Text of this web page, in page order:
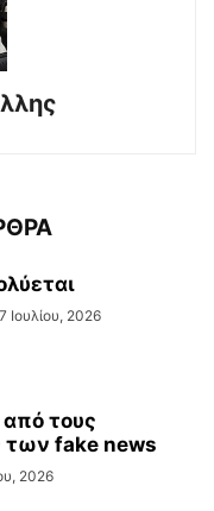
Ιουλίου, 2026
τους
των fake news
2026